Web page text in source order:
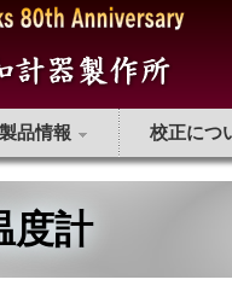
製品情報 校正につ
度計